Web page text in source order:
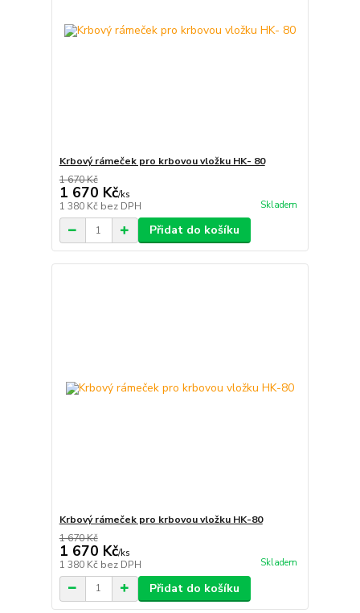
Krbový rámeček pro krbovou vložku HK- 80
1 670 Kč
1 670 Kč/ks
1 380 Kč bez DPH Skladem
Přidat do košíku
Krbový rámeček pro krbovou vložku HK-80
1 670 Kč
1 670 Kč/ks
1 380 Kč bez DPH Skladem
Přidat do košíku